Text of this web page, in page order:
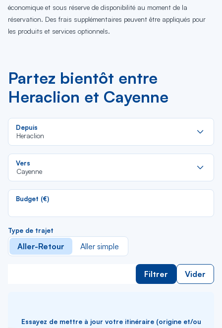
économique et sous réserve de disponibilité au moment de la
réservation. Des frais supplémentaires peuvent être appliqués pour
les produits et services optionnels.
Partez bientôt entre
Heraclion et Cayenne
Depuis
Heraclion
Vers
Cayenne
Budget (€)
Type de trajet
Aller-Retour Aller simple
Filtrer Vider
Essayez de mettre à jour votre itinéraire (origine et/ou